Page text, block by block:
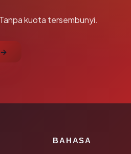
kuota tersembunyi.
→
BAHASA